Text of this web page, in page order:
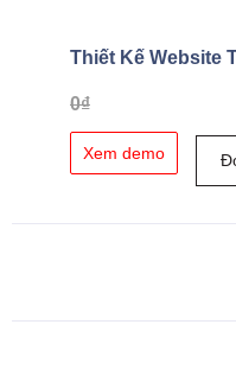
Thiết Kế Website
0₫
Xem demo